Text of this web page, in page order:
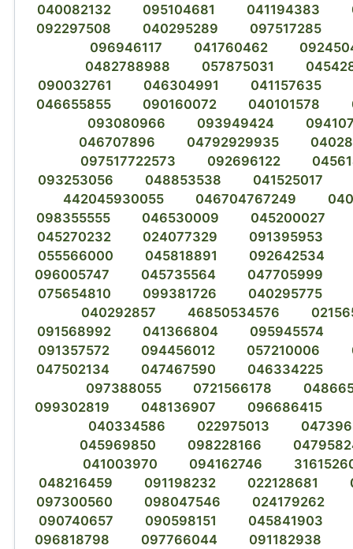
040082132
095104681 041194383
092297508
040295289
097517285
096946117
041760462
0482788988
057875031
090032761
046304991
041157635
046655855
090160072 040101578
093080966
093949424
046707896
04792929935
097517722573
092696122
093253056
048853538
041525017
442045930055
046704767249
098355555
046530009
045200027
045270232
024077329
091395953
055566000
045818891
092642534
096005747
045735564
047705999
075654810
099381726
040295775
040292857
46850534576
091568992
041366804
095945574
091357572
094456012 057210006
047502134
047467590
046334225
097388055
0721566178
099302819
048136907
096686415
040334586
022975013
045969850
098228166
041003970
094162746
048216459
091198232 022128681
097300560
098047546
024179262
090740657
090598151
045841903
096818798
097766044
091182938